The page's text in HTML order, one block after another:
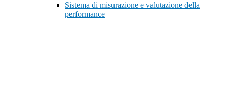
Sistema di misurazione e valutazione della
performance